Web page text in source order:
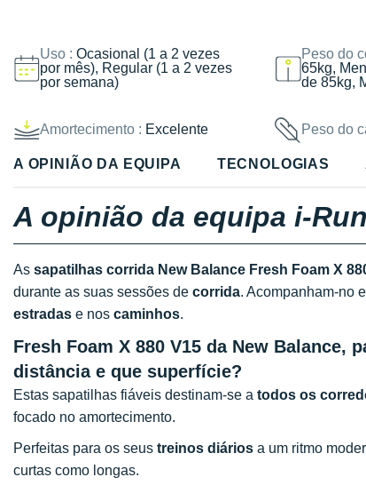
Uso : Ocasional (1 a 2 vezes
por mês), Regular (1 a 2 vezes
por semana)
Peso do
65kg,
de 85kg,
Amortecimento : Excelente Peso do
A OPINIÃO DA EQUIPA TECNOLOGIAS
A opinião da equipa i-Run
As sapatilhas corrida New Balance Fresh Foam X
durante as suas sessões de corrida. Acompanham-no
estradas e nos caminhos.
Fresh Foam X 880 V15 da New Balance,
distância e que superfície?
Estas sapatilhas fiáveis destinam-se a todos os
focado no amortecimento.
Perfeitas para os seus treinos diários a um ritmo
curtas como longas.